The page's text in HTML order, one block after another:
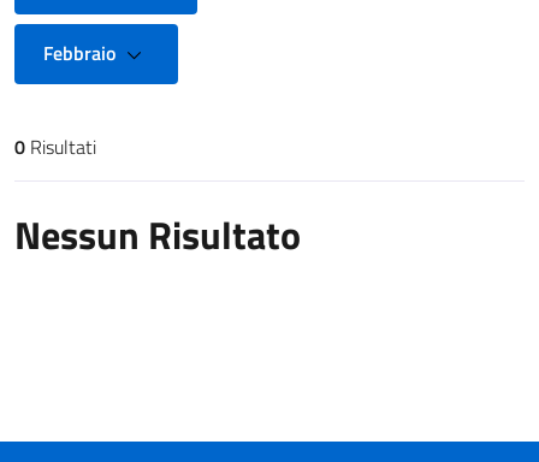
Febbraio
Risultati di ricerca
0 Risultati
Nessun Risultato